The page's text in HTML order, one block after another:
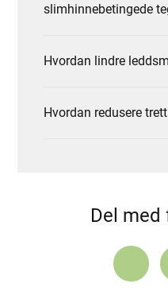
slimhinnebetingede
Hvordan lindre
Hvordan redusere
Del